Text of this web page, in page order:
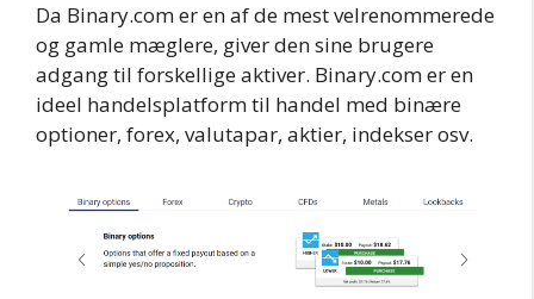
Da Binary.com er en af de mest velrenommerede
og gamle mæglere, giver den sine brugere
adgang til forskellige aktiver. Binary.com er en
ideel handelsplatform til handel med binære
optioner, forex, valutapar, aktier, indekser osv.